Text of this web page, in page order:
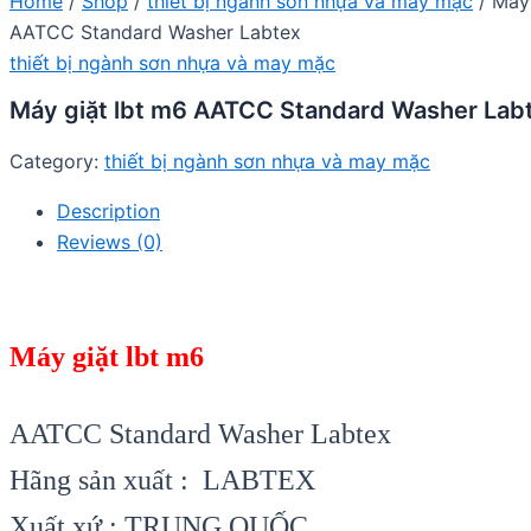
AATCC Standard Washer Labtex
thiết bị ngành sơn nhựa và may mặc
Máy giặt lbt m6 AATCC Standard Washer
Category: thiết bị ngành sơn nhựa và may mặc
Description
Reviews (0)
Máy giặt lbt m6
AATCC Standard Washer Labtex
Hãng sản xuất : LABTEX